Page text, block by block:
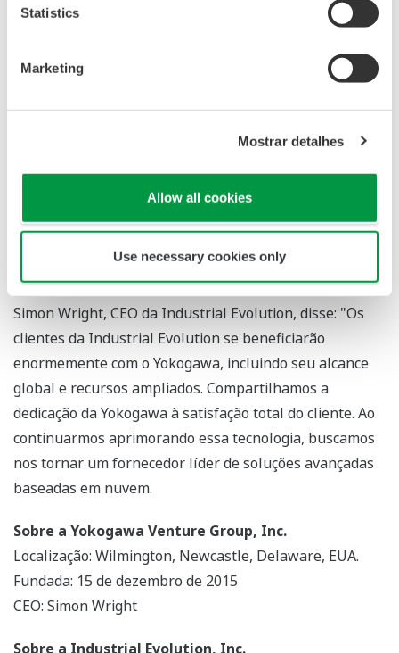
Statistics
Marketing
Mostrar detalhes
Allow all cookies
Use necessary cookies only
Comentando sobre essa aquisição, Satoru Kurosu,
dirige a sede de negócios de serviços de soluções, disse:
desafios que eles enfrentam em seus negócios e
trabalhando com eles para apresentar soluções que
agreguem novo valor. No segmento industrial, a
Industrial Evolution é pioneira na utilização da IoT, e
soluções e oferecer novo valor aos nossos clientes."
Simon Wright, CEO da Industrial Evolution, disse: "Os
clientes da Industrial Evolution se beneficiarão
enormemente com o Yokogawa, incluindo seu alcance
global e recursos ampliados. Compartilhamos a
dedicação da Yokogawa à satisfação total do cliente. Ao
continuarmos aprimorando essa tecnologia, buscamos
nos tornar um fornecedor líder de soluções avançadas
baseadas em nuvem.
Sobre a Yokogawa Venture Group, Inc.
Localização: Wilmington, Newcastle, Delaware, EUA.
Fundada: 15 de dezembro de 2015
CEO: Simon Wright
Sobre a Industrial Evolution, Inc.